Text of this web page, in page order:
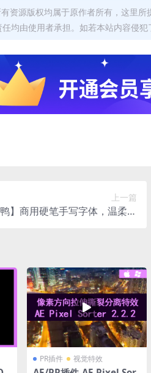
资源版权均属于原作者所有，这里
均由使用者承担。如若本站内容侵
上一篇
】商用硬笔手写字体，温柔、
PR插件 视觉特效